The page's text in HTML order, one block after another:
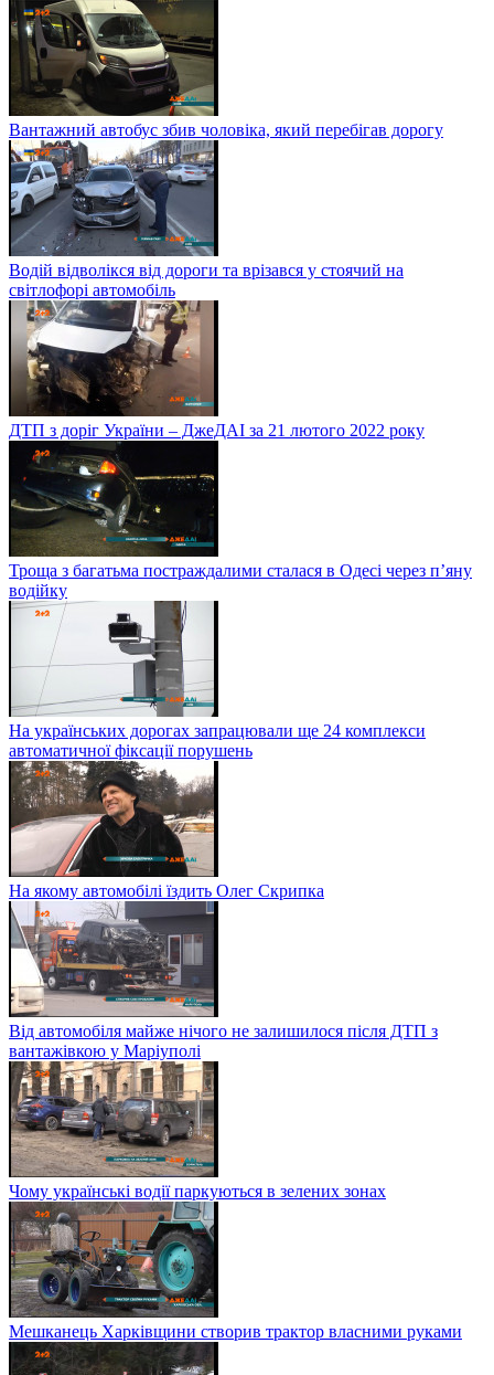
Вантажний автобус збив чоловіка, який перебігав дорогу
Водій відволікся від дороги та врізався у стоячий на
світлофорі автомобіль
ДТП з доріг України – ДжеДАІ за 21 лютого 2022 року
Троща з багатьма постраждалими сталася в Одесі через п’яну
водійку
На українських дорогах запрацювали ще 24 комплекси
автоматичної фіксації порушень
На якому автомобілі їздить Олег Скрипка
Від автомобіля майже нічого не залишилося після ДТП з
вантажівкою у Маріуполі
Чому українські водії паркуються в зелених зонах
Мешканець Харківщини створив трактор власними руками